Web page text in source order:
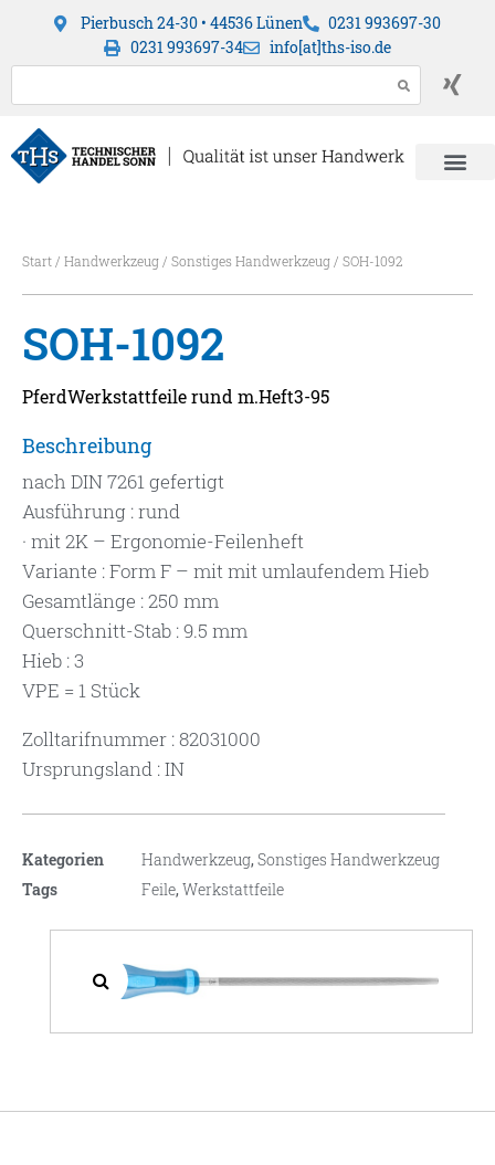
Pierbusch 24-30 • 44536 Lünen
0231 993697-30
0231 993697-34
info[at]ths-iso.de
Start/ Handwerkzeug/ Sonstiges Handwerkzeug/ SOH-1092
SOH-1092
PferdWerkstattfeile rund m.Heft3-95
Beschreibung
nach DIN 7261 gefertigt
Ausführung : rund
· mit 2K – Ergonomie-Feilenheft
Variante : Form F – mit mit umlaufendem Hieb
Gesamtlänge : 250 mm
Querschnitt-Stab : 9.5 mm
Hieb : 3
VPE = 1 Stück
Zolltarifnummer : 82031000
Ursprungsland : IN
Kategorien Handwerkzeug,Sonstiges Handwerkzeug
Tags
Feile,Werkstattfeile